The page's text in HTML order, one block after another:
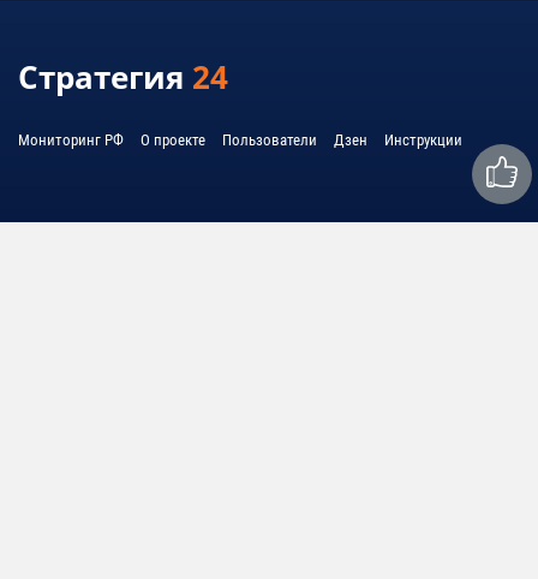
Стратегия 24
Мониторинг РФ О проекте Пользователи Дзен Инструкции